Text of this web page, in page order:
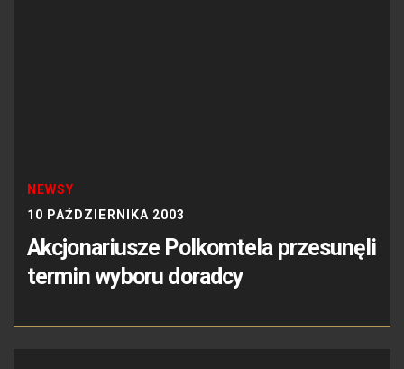
NEWSY
10 PAŹDZIERNIKA 2003
Akcjonariusze Polkomtela przesunęli
termin wyboru doradcy